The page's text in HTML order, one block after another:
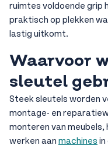
ruimtes voldoende grip
praktisch op plekken
lastig uitkomt.
Waarvoor
sleutel
Steek sleutels worden
montage- en
monteren van
werken aan machines